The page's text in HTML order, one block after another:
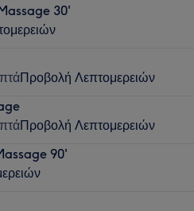
30'
Προβολή Λεπτομερειών
Προβολή Λεπτομερειών
90'